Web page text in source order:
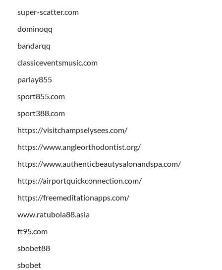
super-scatter.com
dominoqq
bandarqq
classiceventsmusic.com
parlay855
sport855.com
sport388.com
https://visitchampselysees.com/
https://www.angleorthodontist.org/
https://www.authenticbeautysalonandspa.com/
https://airportquickconnection.com/
https://freemeditationapps.com/
www.ratubola88.asia
ft95.com
sbobet88
sbobet